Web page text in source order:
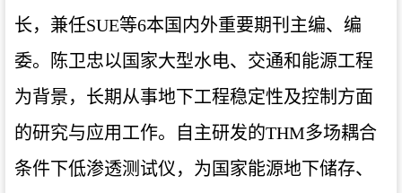
长，兼任SUE等6本国内外重要期刊主编、编
委。陈卫忠以国家大型水电、交通和能源工程
为背景，长期从事地下工程稳定性及控制方面
的研究与应用工作。自主研发的THM多场耦合
条件下低渗透测试仪，为国家能源地下储存、